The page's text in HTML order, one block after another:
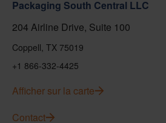
Packaging South Central LLC
204 Airline Drive, Suite 100
Coppell, TX 75019
+1 866-332-4425
Afficher sur la carte
Contact